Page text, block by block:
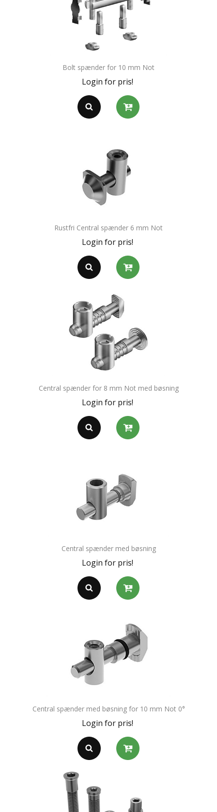
Bolt spænder for 10 mm Not
Login for pris!
Rustfri Central spænder 6 mm Not
Login for pris!
Central spænder for 8 mm Not med bøsning
Login for pris!
Central spænder med bøsning
Login for pris!
Central spænder med bøsning for 10 mm Not 0°
Login for pris!